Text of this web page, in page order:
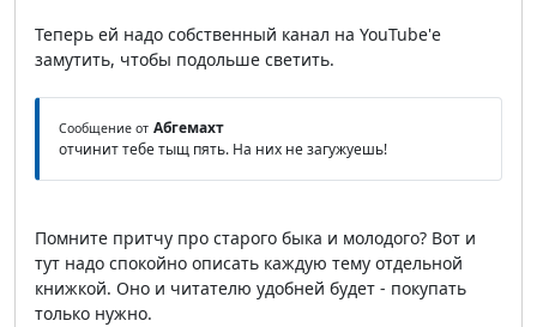
Теперь ей надо собственный канал на YouTube'е
замутить, чтобы подольше светить.
Сообщение от Абгемахт
отчинит тебе тыщ пять. На них не загужуешь!
Помните притчу про старого быка и молодого? Вот и
тут надо спокойно описать каждую тему отдельной
книжкой. Оно и читателю удобней будет - покупать
только нужно.